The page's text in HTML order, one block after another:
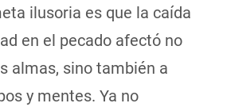
ilusoria es que la caída
en el pecado afectó no
almas, sino también a
y mentes. Ya no